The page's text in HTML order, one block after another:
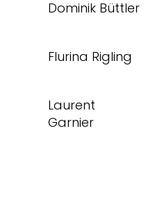
Dominik Büttler
Flurina Rigling
Laurent
Garnier